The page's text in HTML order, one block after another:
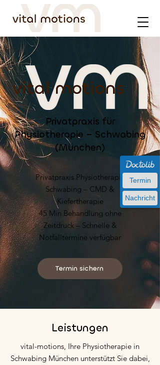
Termin
Nachricht
Privatpraxis für
Physiotherapie – Schwabing
(München)
​Privatpraxis Physiotherapie
Schwabing – CMD &
Kiefertherapie
45 Min Behandlung ohne
Zeitdruck – Schnelle &
Notfalltermine verfügbar
Termin sichern
Leistungen
vital-motions, Ihre Physiotherapie in
Schwabing München unterstützt Sie dabei,